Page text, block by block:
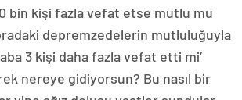
bin kişi fazla vefat etse mutlu mu
depremzedelerin mutluluğuyla
3 kişi daha fazla vefat etti mi’
nereye gidiyorsun? Bu nasıl bir